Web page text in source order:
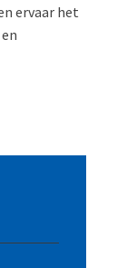
ervaar het
en